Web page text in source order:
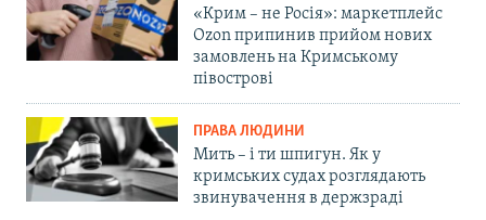
«Крим – не Росія»: маркетплейс
Ozon припинив прийом нових
замовлень на Кримському
півострові
ПРАВА ЛЮДИНИ
Мить – і ти шпигун. Як у
кримських судах розглядають
звинувачення в держзраді